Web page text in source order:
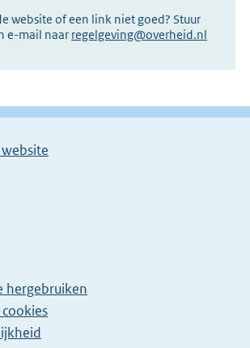
website of een link niet goed? Stuur
e-mail naar regelgeving@overheid.nl
hergebruiken